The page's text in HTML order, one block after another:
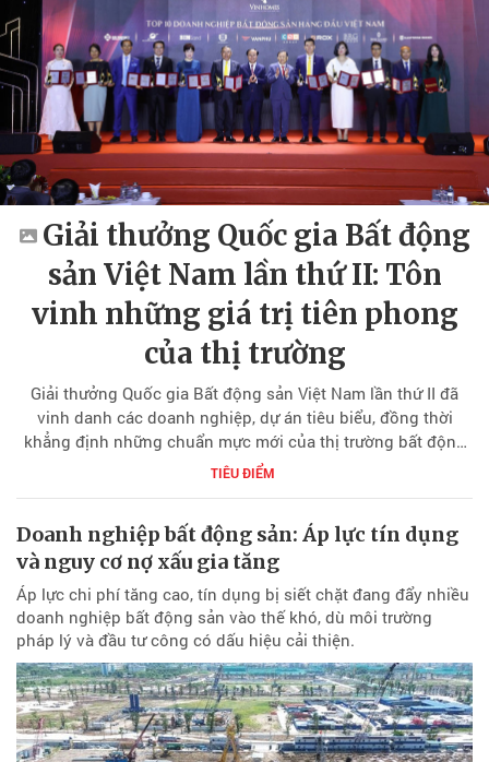
Giải thưởng Quốc gia Bất động
sản Việt Nam lần thứ II: Tôn
vinh những giá trị tiên phong
của thị trường
Giải thưởng Quốc gia Bất động sản Việt Nam lần thứ II đã
vinh danh các doanh nghiệp, dự án tiêu biểu, đồng thời
khẳng định những chuẩn mực mới của thị trường bất động
sản Việt Nam trong giai đoạn phát triển minh bạch, hiện đại
TIÊU ĐIỂM
Doanh nghiệp bất động sản: Áp lực tín dụng
và nguy cơ nợ xấu gia tăng
Áp lực chi phí tăng cao, tín dụng bị siết chặt đang đẩy nhiều
doanh nghiệp bất động sản vào thế khó, dù môi trường
pháp lý và đầu tư công có dấu hiệu cải thiện.